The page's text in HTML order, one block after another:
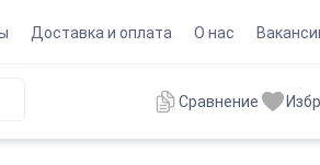
Доставка и оплата О нас
Сравнение